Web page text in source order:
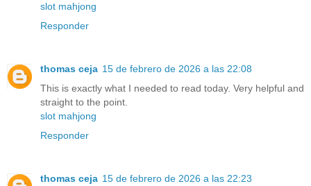
slot mahjong
Responder
thomas ceja 15 de febrero de 2026 a las 22:08
This is exactly what I needed to read today. Very helpful and
straight to the point.
slot mahjong
Responder
thomas ceja 15 de febrero de 2026 a las 22:23